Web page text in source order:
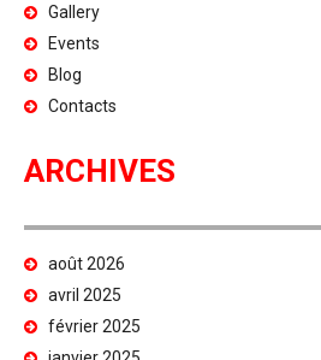
Gallery
Events
Blog
Contacts
ARCHIVES
août 2026
avril 2025
février 2025